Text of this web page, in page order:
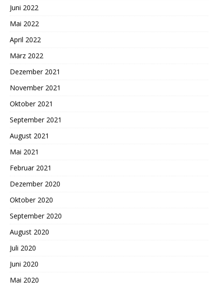
Juni 2022
Mai 2022
April 2022
März 2022
Dezember 2021
November 2021
Oktober 2021
September 2021
August 2021
Mai 2021
Februar 2021
Dezember 2020
Oktober 2020
September 2020
August 2020
Juli 2020
Juni 2020
Mai 2020